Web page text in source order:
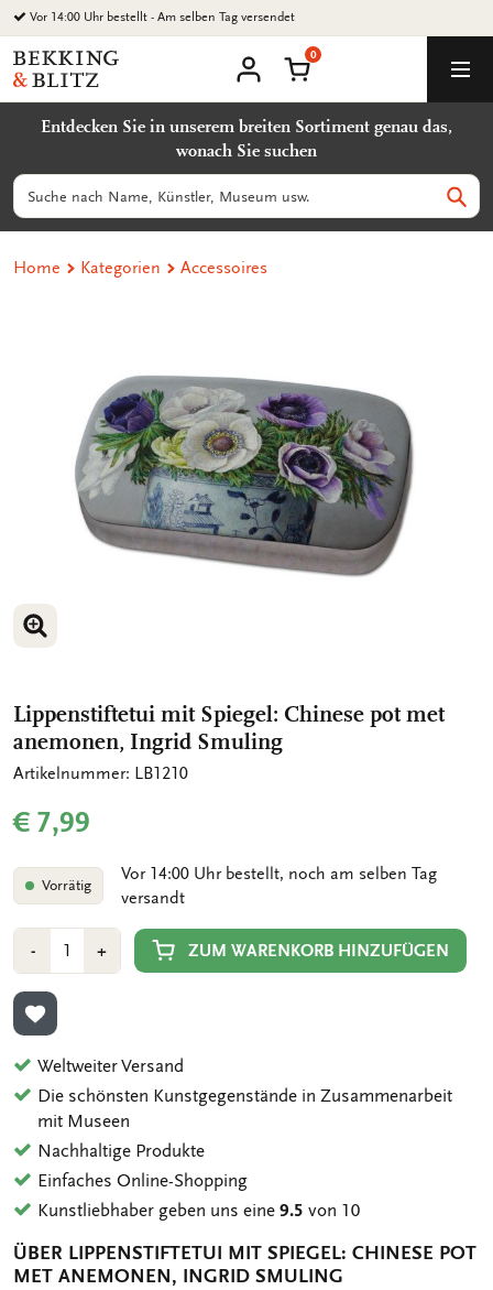
Zurück
zum
Inhalt
Vor 14:00 Uhr bestellt - Am selben Tag versendet
Bekking
&
Uitgevers
Warenkorb
0
Entdecken Sie in unserem breiten Sortiment genau das,
wonach Sie suchen
Suchen
Home Kategorien Accessoires
BILD VERGRÖSSERN
Lippenstiftetui mit Spiegel: Chinese pot met
anemonen, Ingrid Smuling
Artikelnummer: LB1210
€ 7,99
Vorrätig
Vor 14:00 Uhr bestellt, noch am selben Tag
versandt
-Min
1
Anzahl
+Plus
1
ZUM WARENKORB HINZUFÜGEN
ZUR WUNSCHLISTE HINZUFÜGEN
Weltweiter Versand
Die schönsten Kunstgegenstände in Zusammenarbeit
mit Museen
Nachhaltige Produkte
Einfaches Online-Shopping
Kunstliebhaber geben uns eine9.5 von 10
ÜBER LIPPENSTIFTETUI MIT SPIEGEL: CHINESE POT
MET ANEMONEN, INGRID SMULING